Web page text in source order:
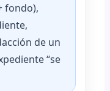
fondo),
de un
“se